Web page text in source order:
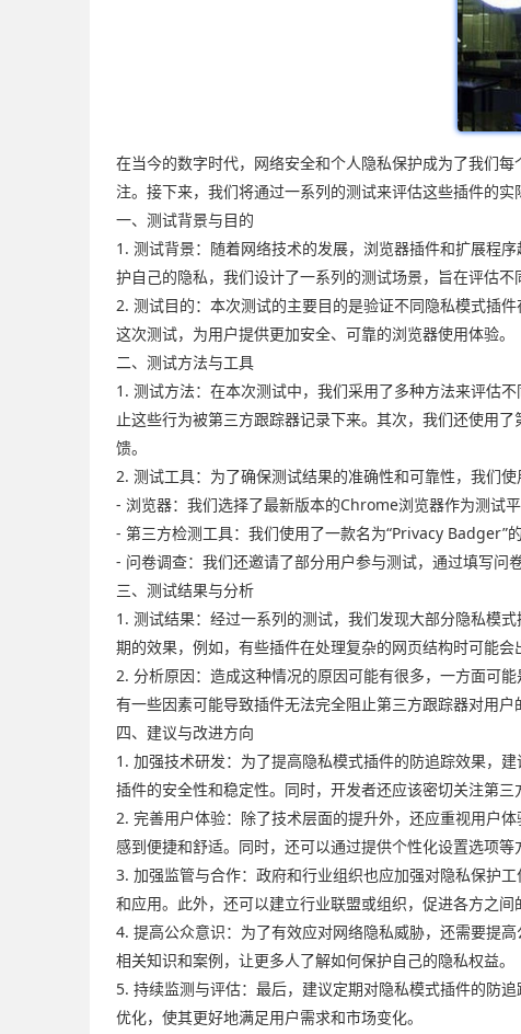
在当今的数字时代，网络安全和个人隐私保护成为了我们
注。接下来，我们将通过一系列的测试来评估这些插件的实
一、测试背景与目的
1. 测试背景：随着网络技术的发展，浏览器插件和扩展程
护自己的隐私，我们设计了一系列的测试场景，旨在评估不
2. 测试目的：本次测试的主要目的是验证不同隐私模式插
这次测试，为用户提供更加安全、可靠的浏览器使用体验。
二、测试方法与工具
1. 测试方法：在本次测试中，我们采用了多种方法来评估
止这些行为被第三方跟踪器记录下来。其次，我们还使用
馈。
2. 测试工具：为了确保测试结果的准确性和可靠性，我们使
- 浏览器：我们选择了最新版本的Chrome浏览器作为测试
- 第三方检测工具：我们使用了一款名为“Privacy Badger”
- 问卷调查：我们还邀请了部分用户参与测试，通过填写问
三、测试结果与分析
1. 测试结果：经过一系列的测试，我们发现大部分隐私模
期的效果，例如，有些插件在处理复杂的网页结构时可能
2. 分析原因：造成这种情况的原因可能有很多，一方面可
有一些因素可能导致插件无法完全阻止第三方跟踪器对用
四、建议与改进方向
1. 加强技术研发：为了提高隐私模式插件的防追踪效果，
插件的安全性和稳定性。同时，开发者还应该密切关注第
2. 完善用户体验：除了技术层面的提升外，还应重视用户
感到便捷和舒适。同时，还可以通过提供个性化设置选项
3. 加强监管与合作：政府和行业组织也应加强对隐私保护
和应用。此外，还可以建立行业联盟或组织，促进各方之间
4. 提高公众意识：为了有效应对网络隐私威胁，还需要提
相关知识和案例，让更多人了解如何保护自己的隐私权益。
5. 持续监测与评估：最后，建议定期对隐私模式插件的防
优化，使其更好地满足用户需求和市场变化。